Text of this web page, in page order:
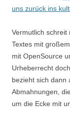
uns zurück ins
Vermutlich
Textes mit großem
mit OpenSource
Urheberrecht
bezieht sich dann
Abmahnungen,
um die Ecke mit